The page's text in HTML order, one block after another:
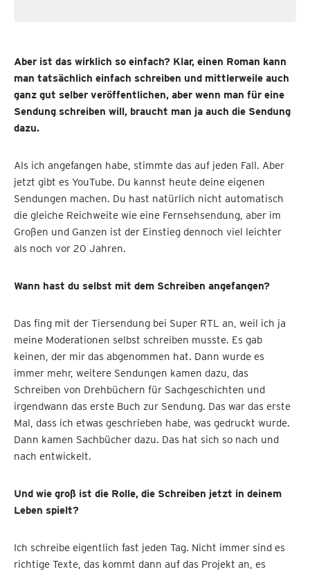
Aber ist das wirklich so einfach? Klar, einen Roman kann
man tatsächlich einfach schreiben und mittlerweile auch
ganz gut selber veröffentlichen, aber wenn man für eine
Sendung schreiben will, braucht man ja auch die Sendung
dazu.
Als ich angefangen habe, stimmte das auf jeden Fall. Aber
jetzt gibt es YouTube. Du kannst heute deine eigenen
Sendungen machen. Du hast natürlich nicht automatisch
die gleiche Reichweite wie eine Fernsehsendung, aber im
Großen und Ganzen ist der Einstieg dennoch viel leichter
als noch vor 20 Jahren.
Wann hast du selbst mit dem Schreiben angefangen?
Das fing mit der Tiersendung bei Super RTL an, weil ich ja
meine Moderationen selbst schreiben musste. Es gab
keinen, der mir das abgenommen hat. Dann wurde es
immer mehr, weitere Sendungen kamen dazu, das
Schreiben von Drehbüchern für Sachgeschichten und
irgendwann das erste Buch zur Sendung. Das war das erste
Mal, dass ich etwas geschrieben habe, was gedruckt wurde.
Dann kamen Sachbücher dazu. Das hat sich so nach und
nach entwickelt.
Und wie groß ist die Rolle, die Schreiben jetzt in deinem
Leben spielt?
Ich schreibe eigentlich fast jeden Tag. Nicht immer sind es
richtige Texte, das kommt dann auf das Projekt an, es